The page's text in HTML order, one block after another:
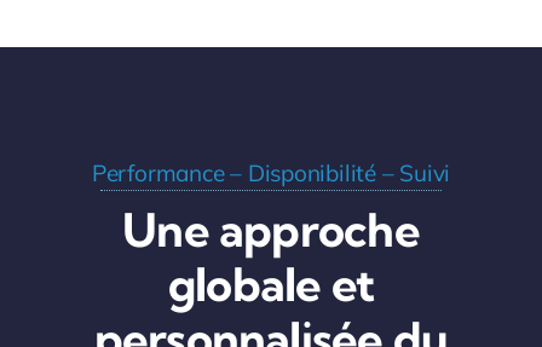
Performance – Disponibilité – Suivi
Une approche
globale et